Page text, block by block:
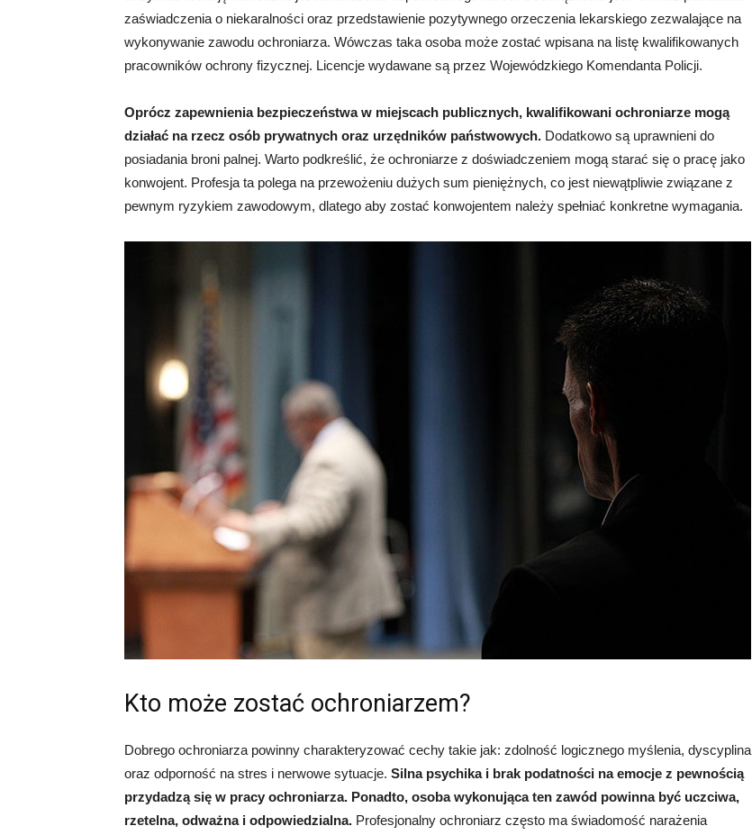
zaświadczenia o niekaralności oraz przedstawienie pozytywnego orzeczenia lekarskiego zezwalające na
wykonywanie zawodu ochroniarza. Wówczas taka osoba może zostać wpisana na listę kwalifikowanych
pracowników ochrony fizycznej. Licencje wydawane są przez Wojewódzkiego Komendanta Policji.
Oprócz zapewnienia bezpieczeństwa w miejscach publicznych, kwalifikowani ochroniarze mogą
działać na rzecz osób prywatnych oraz urzędników państwowych. Dodatkowo są uprawnieni do
posiadania broni palnej. Warto podkreślić, że ochroniarze z doświadczeniem mogą starać się o pracę jako
konwojent. Profesja ta polega na przewożeniu dużych sum pieniężnych, co jest niewątpliwie związane z
pewnym ryzykiem zawodowym, dlatego aby zostać konwojentem należy spełniać konkretne wymagania.
Kto może zostać ochroniarzem?
Dobrego ochroniarza powinny charakteryzować cechy takie jak: zdolność logicznego myślenia, dyscyplina
oraz odporność na stres i nerwowe sytuacje. Silna psychika i brak podatności na emocje z pewnością
przydadzą się w pracy ochroniarza. Ponadto, osoba wykonująca ten zawód powinna być uczciwa,
rzetelna, odważna i odpowiedzialna. Profesjonalny ochroniarz często ma świadomość narażenia